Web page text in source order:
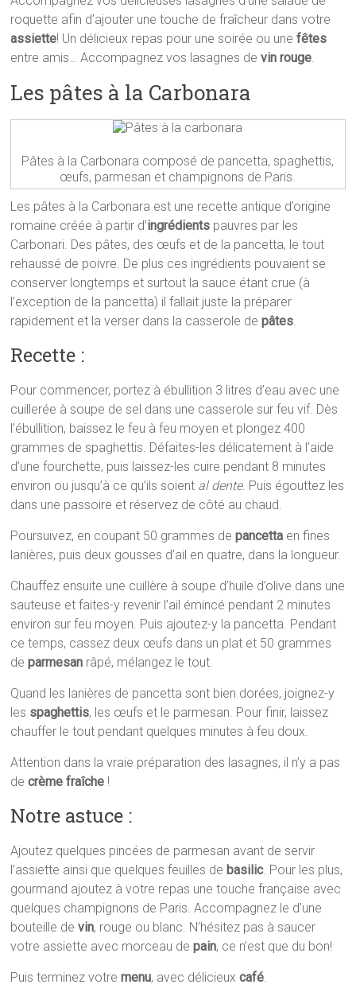
roquette afin d’ajouter une touche de fraîcheur dans votre
assiette! Un délicieux repas pour une soirée ou unefêtes
entre amis… Accompagnez vos lasagnes devin rouge
Les pâtes à la Carbonara
Pâtes à la Carbonara composé de pancetta, spaghettis,
œufs, parmesan et champignons de Paris.
Les pâtes à la Carbonara est une recette antique d’origine
romaine créée à partir d’ingrédients pauvres par les
Carbonari. Des pâtes, des œufs et de la pancetta, le tout
rehaussé de poivre. De plus ces ingrédients pouvaient se
conserver longtemps et surtout la sauce étant crue (à
l’exception de la pancetta) il fallait juste la préparer
rapidement et la verser dans la casserole de pâtes
Recette :
Pour commencer, portez à ébullition 3 litres d’eau avec une
cuillerée à soupe de sel dans une casserole sur feu vif. Dès
l’ébullition, baissez le feu à feu moyen et plongez 400
grammes de spaghettis. Défaites-les délicatement à l’aide
d’une fourchette, puis laissez-les cuire pendant 8 minutes
environ ou jusqu’à ce qu’ils soient al dente. Puis égouttez les
dans une passoire et réservez de côté au chaud.
Poursuivez, en coupant 50 grammes de pancetta en fines
lanières, puis deux gousses d’ail en quatre, dans la longueur.
Chauffez ensuite une cuillère à soupe d’huile d’olive dans une
sauteuse et faites-y revenir l’ail émincé pendant 2 minutes
environ sur feu moyen. Puis ajoutez-y la pancetta. Pendant
ce temps, cassez deux œufs dans un plat et 50 grammes
deparmesan râpé, mélangez le tout.
Quand les lanières de pancetta sont bien dorées, joignez-y
les spaghettis, les œufs et le parmesan. Pour finir, laissez
chauffer le tout pendant quelques minutes à feu doux.
Attention dans la vraie préparation des lasagnes, il n’y a pas
de crème fraîche !
Notre astuce :
Ajoutez quelques pincées de parmesan avant de servir
l’assiette ainsi que quelques feuilles de basilic. Pour les plus,
gourmand ajoutez à votre repas une touche française avec
quelques champignons de Paris. Accompagnez le d’une
bouteille devin, rouge ou blanc. N’hésitez pas à saucer
votre assiette avec morceau depain, ce n’est que du bon!
Puis terminez votremenu, avec délicieux café